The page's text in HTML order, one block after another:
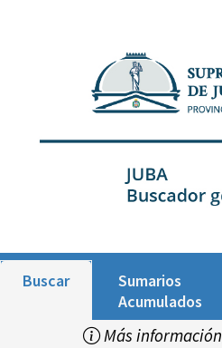
Buscar
Sumarios
Acumulados
Más información